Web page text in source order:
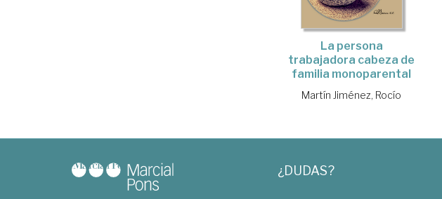
La persona
trabajadora cabeza de
familia monoparental
Martín Jiménez, Rocío
¿DUDAS?